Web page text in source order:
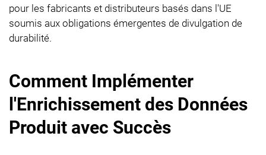
pour les fabricants et distributeurs basés dans l'UE
soumis aux obligations émergentes de divulgation de
durabilité.
Comment Implémenter
l'Enrichissement des Données
Produit avec Succès